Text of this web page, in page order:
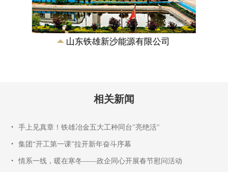
山东铁雄新沙能源有限公司
相关新闻
• 手上见真章！铁雄冶金五大工种同台"亮绝活"
• 集团“开工第一课”拉开新年奋斗序幕
• 情系一线，暖在寒冬——政企同心开展春节慰问活动